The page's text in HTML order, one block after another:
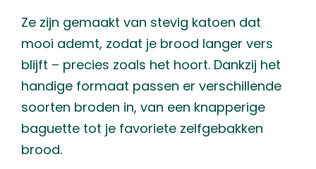
Ze zijn gemaakt van stevig katoen dat
mooi ademt, zodat je brood langer vers
blijft – precies zoals het hoort. Dankzij het
handige formaat passen er verschillende
soorten broden in, van een knapperige
baguette tot je favoriete zelfgebakken
brood.